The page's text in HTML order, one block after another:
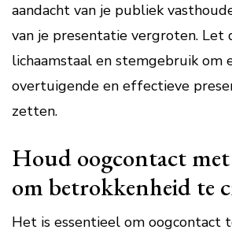
aandacht van je publiek
van je presentatie vergroten. Let
lichaamstaal en stemgebruik om
overtuigende en effectieve
zetten.
Houd oogcontact
om betrokkenheid te
Het is essentieel om oogcontact